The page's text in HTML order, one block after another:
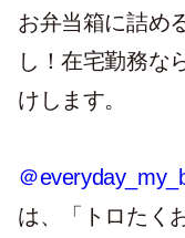
お弁当箱に詰め
し！在宅勤務な
けします。
＠
は、「トロたく